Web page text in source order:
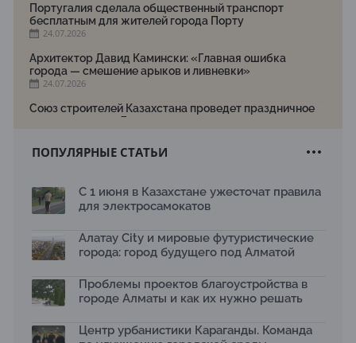
Португалия сделала общественный транспорт
бесплатным для жителей города Порту
24.07.2026
Архитектор Давид Камински: «Главная ошибка
города — смешение арыков и ливневки»
24.07.2026
Союз строителей Казахстана проведет праздничное
мероприятие ко Дню строителя
Новый Строительный кодекс: что изменилось для
17.07.2026
рободоставки в Астане
15.07.2026
2026 принимает заявки до 31 июля
13.07.2026
темой новой выставки в «Целинном»
ПОПУЛЯРНЫЕ СТАТЬИ
С 1 июня в Казахстане ужесточат правила
для электросамокатов
Алатау City и мировые футуристические
города: город будущего под Алматой
Проблемы проектов благоустройства в
городе Алматы и как их нужно решать
Центр урбанистики Караганды. Команда